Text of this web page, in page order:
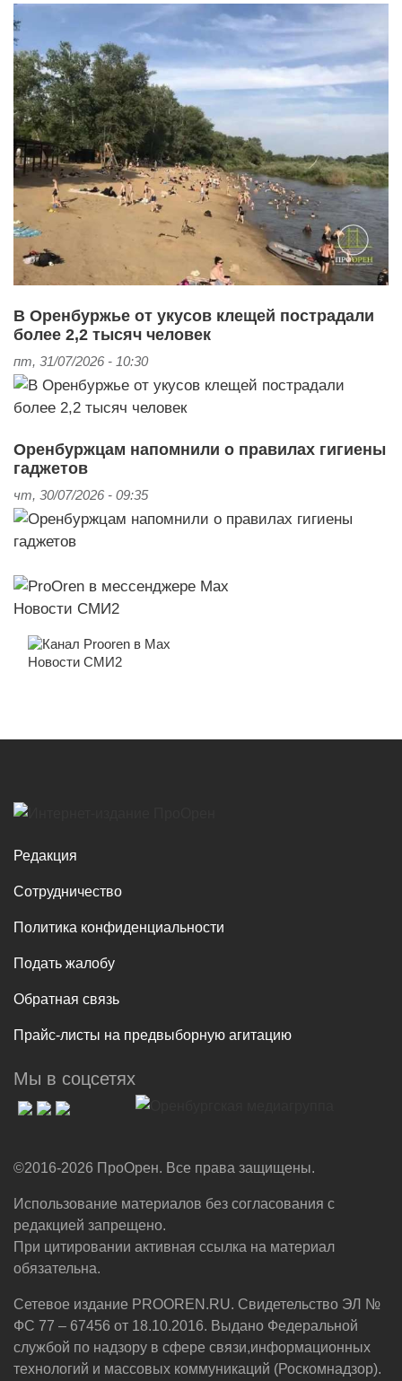
В Оренбуржье от укусов клещей пострадали
более 2,2 тысяч человек
пт, 31/07/2026 - 10:30
Оренбуржцам напомнили о правилах гигиены
гаджетов
чт, 30/07/2026 - 09:35
Новости СМИ2
Новости СМИ2
Редакция
Сотрудничество
Политика конфиденциальности
Подать жалобу
Обратная связь
Прайс-листы на предвыборную агитацию
Мы в соцсетях
©2016-2026 ПроОрен. Все права защищены.
Использование материалов без согласования с
редакцией запрещено.
При цитировании активная ссылка на материал
обязательна.
Сетевое издание PROOREN.RU. Свидетельство ЭЛ №
ФС 77 – 67456 от 18.10.2016. Выдано Федеральной
службой по надзору в сфере связи,информационных
технологий и массовых коммуникаций (Роскомнадзор).